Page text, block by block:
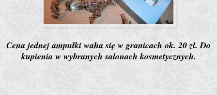
Cena jednej ampułki waha się w granicach ok. 20 zł. Do
kupienia w wybranych salonach kosmetycznych.